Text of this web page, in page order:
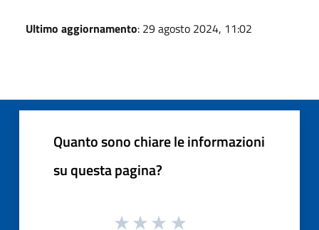
Ultimo aggiornamento: 29 agosto 2024, 11:02
Quanto sono chiare le informazioni
su questa pagina?